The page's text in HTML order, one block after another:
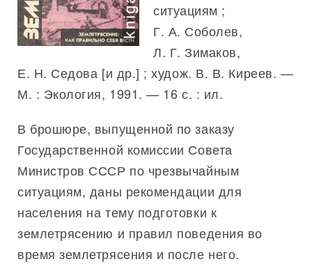
ситуациям ;
Г. А. Соболев,
Л. Г. Зимаков,
Е. Н. Седова [и др.] ; худож. В. В. Киреев. —
М. : Экология, 1991. — 16 с. : ил.
В брошюре, выпущенной по заказу
Государственной комиссии Совета
Министров СССР по чрезвычайным
ситуациям, даны рекомендации для
населения на тему подготовки к
землетрясению и правил поведения во
время землетрясения и после него.